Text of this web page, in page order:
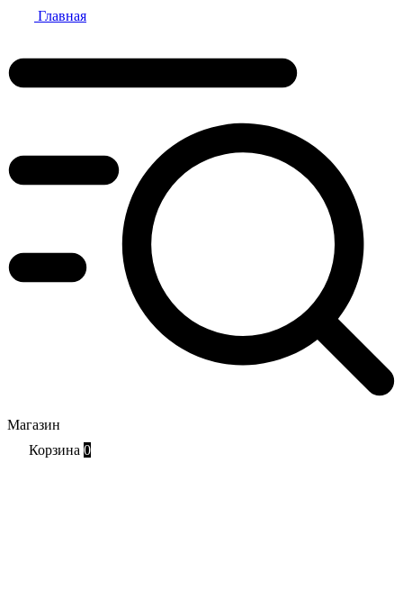
Главная
Магазин
Корзина 0